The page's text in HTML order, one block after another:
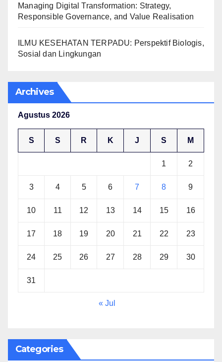
Managing Digital Transformation: Strategy,
Responsible Governance, and Value Realisation
ILMU KESEHATAN TERPADU: Perspektif Biologis,
Sosial dan Lingkungan
Archives
Agustus 2026
S S R K J S M
1 2
3 4 5 6 7 8 9
10 11 12 13 14 15 16
17 18 19 20 21 22 23
24 25 26 27 28 29 30
31
« Jul
Categories